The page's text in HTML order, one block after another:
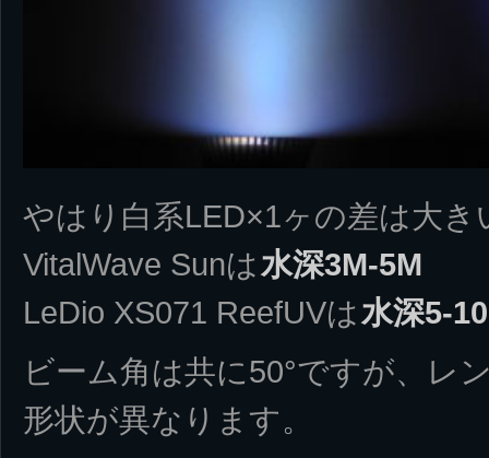
やはり白系LED×1ヶの差は大き
VitalWave Sunは水深3M-5M
LeDio XS071 ReefUVは水深5-
ビーム角は共に50°ですが、レ
形状が異なります。